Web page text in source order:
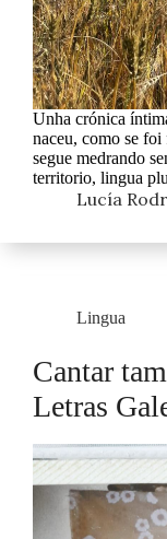
Unha crónica
naceu, como se
segue medrando
territorio, lingua
Lucía
Lingua
Cantar
Letras